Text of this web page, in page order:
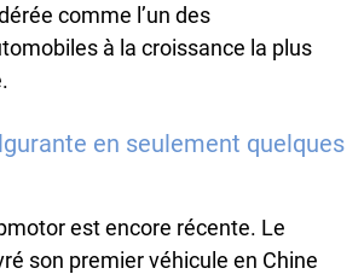
comme l’un des
à la croissance la plus
en seulement quelques
est encore récente. Le
son premier véhicule en Chine